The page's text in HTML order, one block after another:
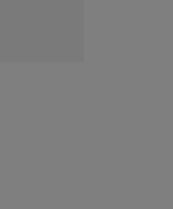
EUR